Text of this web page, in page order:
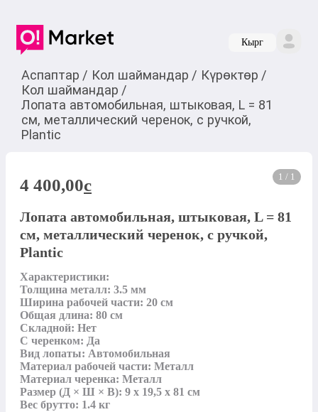
Кырг
Аспаптар / Кол шаймандар / Күрөктөр /
Кол шаймандар /
Лопата автомобильная, штыковая, L = 81
см, металлический черенок, с ручкой,
Plantic
1 / 1
4 400,00c
Лопата автомобильная, штыковая, L = 81
см, металлический черенок, с ручкой,
Plantic
Характеристики:
Толщина металл: 3.5 мм
Ширина рабочей части: 20 см
Общая длина: 80 см
Складной: Нет
С черенком: Да
Вид лопаты: Автомобильная
Материал рабочей части: Металл
Материал черенка: Металл
Размер (Д × Ш × В): 9 х 19,5 х 81 см
Вес брутто: 1.4 кг